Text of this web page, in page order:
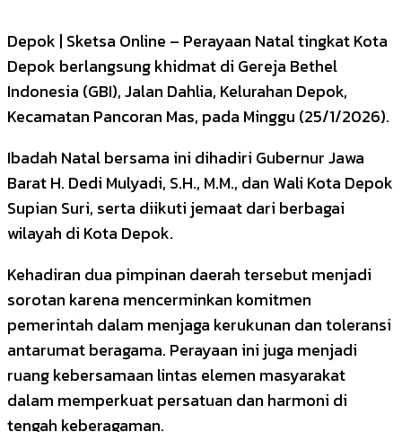
Depok | Sketsa Online – Perayaan Natal tingkat Kota
Depok berlangsung khidmat di Gereja Bethel
Indonesia (GBI), Jalan Dahlia, Kelurahan Depok,
Kecamatan Pancoran Mas, pada Minggu (25/1/2026).
Ibadah Natal bersama ini dihadiri Gubernur Jawa
Barat H. Dedi Mulyadi, S.H., M.M., dan Wali Kota Depok
Supian Suri, serta diikuti jemaat dari berbagai
wilayah di Kota Depok.
Kehadiran dua pimpinan daerah tersebut menjadi
sorotan karena mencerminkan komitmen
pemerintah dalam menjaga kerukunan dan toleransi
antarumat beragama. Perayaan ini juga menjadi
ruang kebersamaan lintas elemen masyarakat
dalam memperkuat persatuan dan harmoni di
tengah keberagaman.